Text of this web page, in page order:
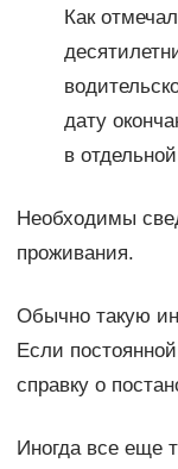
Как
дату
в
Необходимы
проживания.
Обычно такую
Если
справку о
Иногда все еще